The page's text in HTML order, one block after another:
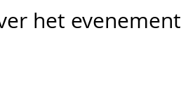
het evenement